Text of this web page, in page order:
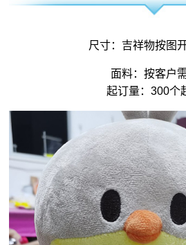
尺寸： 吉祥物按图
面料：按客户
起订量：300个